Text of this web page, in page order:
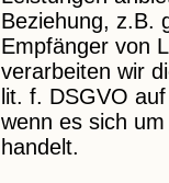
Beziehung, z.B.
Empfänger von
verarbeiten wir
lit. f. DSGVO
wenn es sich
handelt.